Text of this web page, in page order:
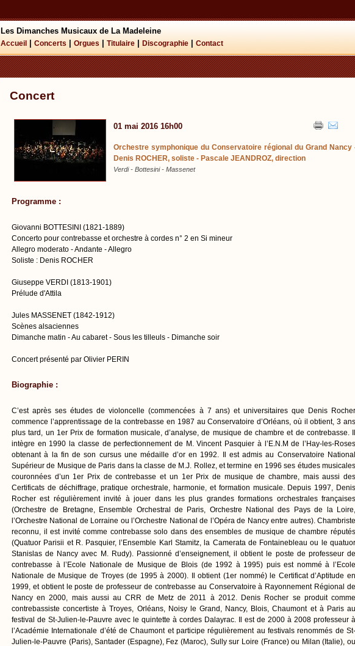
Les Dimanches Musicaux de La Madeleine
Accueil Concerts Orgues Titulaire Discographie Contact
Concert
01 mai 2016 16h00
Orchestre symphonique du Conservatoire régional du Grand Nancy
Denis ROCHER, soliste - Pascale JEANDROZ, direction
Verdi - Bottesini - Massenet
Programme :
Giovanni BOTTESINI (1821-1889)
Concerto pour contrebasse et orchestre à cordes n° 2 en Si mineur
Allegro moderato - Andante - Allegro
Soliste : Denis ROCHER
Giuseppe VERDI (1813-1901)
Prélude d'Attila
Jules MASSENET (1842-1912)
Scènes alsaciennes
Dimanche matin - Au cabaret - Sous les tilleuls - Dimanche soir
Concert présenté par Olivier PERIN
Biographie :
C’est après ses études de violoncelle (commencées à 7 ans) et universitaires que Denis Rocher
commence l’apprentissage de la contrebasse en 1987 au Conservatoire d’Orléans, où il obtient, 3 ans
plus tard, un 1er Prix de formation musicale, d’analyse, de musique de chambre et de contrebasse. Il
intègre en 1990 la classe de perfectionnement de M. Vincent Pasquier à l’E.N.M de l’Hay-les-Roses
obtenant à la fin de son cursus une médaille d’or en 1992. Il est admis au Conservatoire National
Supérieur de Musique de Paris dans la classe de M.J. Rollez, et termine en 1996 ses études musicales
couronnées d’un 1er Prix de contrebasse et un 1er Prix de musique de chambre, mais aussi des
Certificats de déchiffrage, pratique orchestrale, harmonie, et formation musicale. Depuis 1997, Denis
Rocher est régulièrement invité à jouer dans les plus grandes formations orchestrales françaises
(Orchestre de Bretagne, Ensemble Orchestral de Paris, Orchestre National des Pays de la Loire,
l’Orchestre National de Lorraine ou l’Orchestre National de l’Opéra de Nancy entre autres). Chambriste
reconnu, il est invité comme contrebasse solo dans des ensembles de musique de chambre réputés
(Quatuor Parisii et R. Pasquier, l’Ensemble Karl Stamitz, la Camerata de Fontainebleau ou le quatuor
Stanislas de Nancy avec M. Rudy). Passionné d’enseignement, il obtient le poste de professeur de
contrebasse à l’Ecole Nationale de Musique de Blois (de 1992 à 1995) puis est nommé à l’Ecole
Nationale de Musique de Troyes (de 1995 à 2000). Il obtient (1er nommé) le Certificat d’Aptitude en
1999, et obtient le poste de professeur de contrebasse au Conservatoire à Rayonnement Régional de
Nancy en 2000, mais aussi au CRR de Metz de 2011 à 2012. Denis Rocher se produit comme
contrebassiste concertiste à Troyes, Orléans, Noisy le Grand, Nancy, Blois, Chaumont et à Paris au
festival de St-Julien-le-Pauvre avec le quintette à cordes Dalayrac. Il est de 2000 à 2008 professeur à
l’Académie Internationale d’été de Chaumont et participe régulièrement au festivals renommés de St-
Julien-le-Pauvre (Paris), Santader (Espagne), Fez (Maroc), Sully sur Loire (France) ou Milan (Italie), ou